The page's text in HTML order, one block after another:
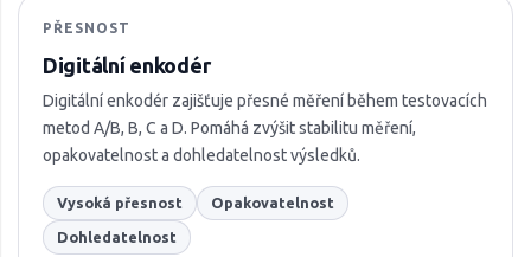
PŘESNOST
Digitální enkodér
Digitální enkodér zajišťuje přesné měření během testovacích
metod A/B, B, C a D. Pomáhá zvýšit stabilitu měření,
opakovatelnost a dohledatelnost výsledků.
Vysoká přesnost Opakovatelnost
Dohledatelnost